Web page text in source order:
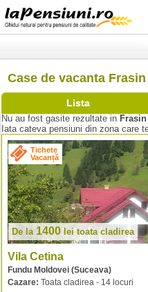
Case de vacanta
Lista
Nu au fost gasite rezultate in Frasin
Iata cateva pensiuni din zona care
Tichete
Vacanță
De la 1400 lei toata cladirea
Vila Cetina
Fundu Moldovei (Suceava)
Cazare: Toata cladirea - 14 locuri